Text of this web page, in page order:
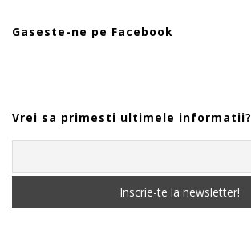
Gaseste-ne pe Facebook
Vrei sa primesti ultimele informatii?